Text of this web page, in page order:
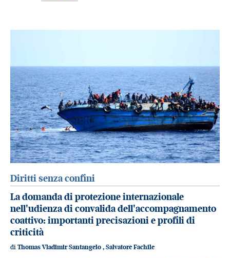
Diritti senza confini
La domanda di protezione internazionale
nell'udienza di convalida dell'accompagnamento
coattivo: importanti precisazioni e profili di
criticità
di Thomas Vladimir Santangelo , Salvatore Fachile